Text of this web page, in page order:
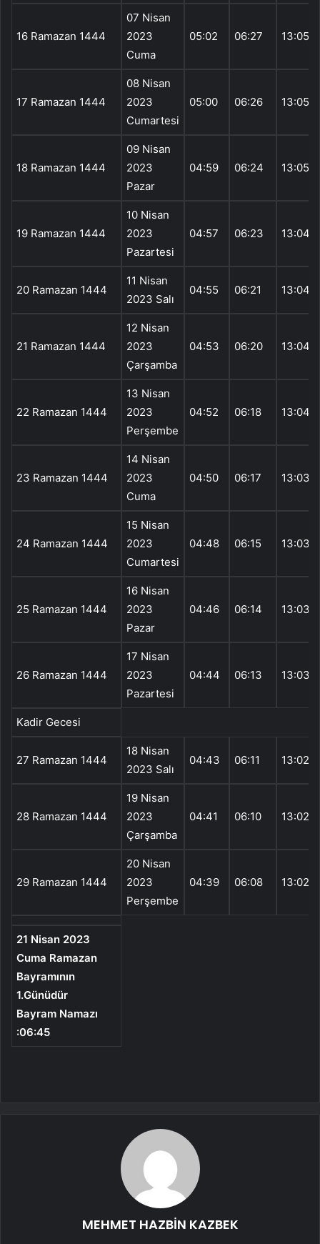
16 Ramazan 1444
07 Nisan
2023
Cuma
05:02 06:27 13:05
17 Ramazan 1444
08 Nisan
2023
Cumartesi
05:00 06:26 13:05
18 Ramazan 1444
09 Nisan
2023
Pazar
04:59 06:24 13:05
19 Ramazan 1444
10 Nisan
2023
Pazartesi
04:57 06:23 13:04
20 Ramazan 1444
11 Nisan
2023 Salı
04:55 06:21 13:04
21 Ramazan 1444
12 Nisan
2023
Çarşamba
04:53 06:20 13:04
22 Ramazan 1444
13 Nisan
2023
Perşembe
04:52 06:18 13:04
23 Ramazan 1444
14 Nisan
2023
Cuma
04:50 06:17 13:03
24 Ramazan 1444
15 Nisan
2023
Cumartesi
04:48 06:15 13:03
25 Ramazan 1444
16 Nisan
2023
Pazar
04:46 06:14 13:03
26 Ramazan 1444
17 Nisan
2023
Pazartesi
04:44 06:13 13:03
Kadir Gecesi
27 Ramazan 1444
18 Nisan
2023 Salı
04:43 06:11 13:02
28 Ramazan 1444
19 Nisan
2023
Çarşamba
04:41 06:10 13:02
29 Ramazan 1444
20 Nisan
2023
Perşembe
04:39 06:08 13:02
21 Nisan 2023
Cuma Ramazan
Bayramının
1.Günüdür
Bayram Namazı
:06:45
MEHMET HAZBİN KAZBEK